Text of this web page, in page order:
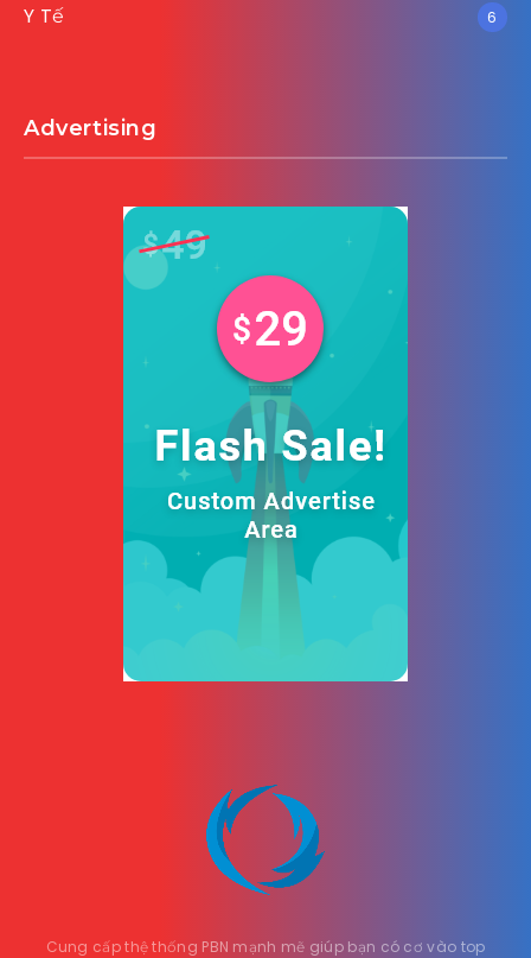
Y Tế 6
Advertising
Cung cấp thệ thống PBN mạnh mẽ giúp bạn có cơ vào top